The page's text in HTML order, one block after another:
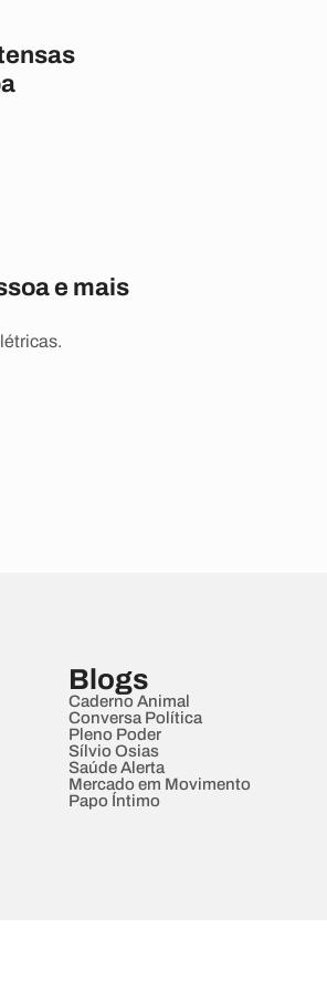
e mais
Blogs
Caderno Animal
Conversa Política
Pleno Poder
Sílvio Osias
Saúde Alerta
Mercado em Movimento
Papo Íntimo